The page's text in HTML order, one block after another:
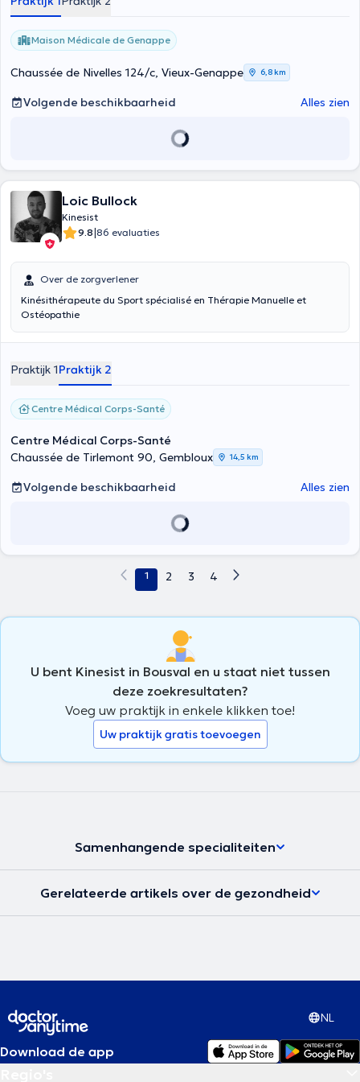
Maison Médicale de Genappe
Chaussée de Nivelles 124/c, Vieux-Genappe 6,8 km
Volgende beschikbaarheid Alles zien
Loic Bullock
Kinesist
9.8|86 evaluaties
Over de zorgverlener
Kinésithérapeute du Sport spécialisé en Thérapie Manuelle et
Ostéopathie
Praktijk 1Praktijk 2
Centre Médical Corps-Santé
Centre Médical Corps-Santé
Chaussée de Tirlemont 90, Gembloux
14,5 km
Volgende beschikbaarheid Alles zien
1 2 3 4
U bent Kinesist in Bousval en u staat niet tussen
deze zoekresultaten?
Voeg uw praktijk in enkele klikken toe!
Uw praktijk gratis toevoegen
Samenhangende specialiteiten
Gerelateerde artikels over de gezondheid
NL
Download de app